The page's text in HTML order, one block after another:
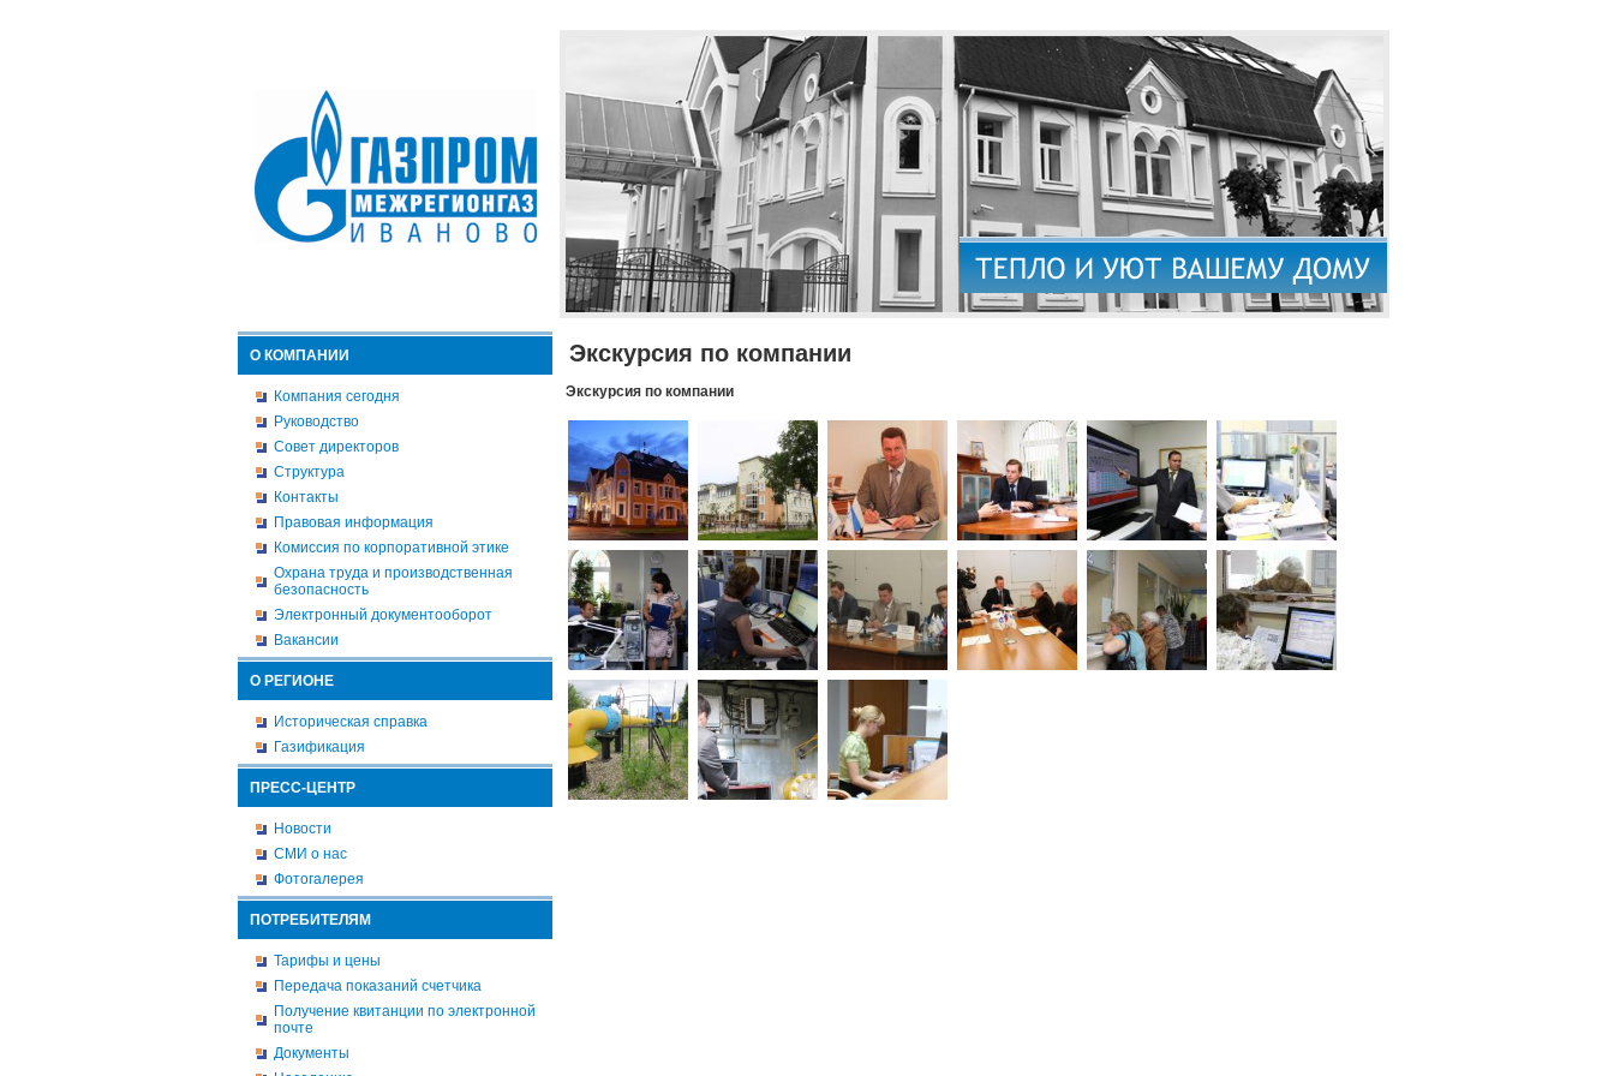
О КОМПАНИИ
Компания сегодня
Руководство
Совет директоров
Структура
Контакты
Правовая информация
Комиссия по корпоративной этике
Охрана труда и производственная
безопасность
Электронный документооборот
Вакансии
О РЕГИОНЕ
Историческая справка
Газификация
ПРЕСС-ЦЕНТР
Новости
СМИ о нас
Фотогалерея
ПОТРЕБИТЕЛЯМ
Тарифы и цены
Передача показаний счетчика
Получение квитанции по электронной
почте
Документы
Экскурсия по компании
Экскурсия по компании